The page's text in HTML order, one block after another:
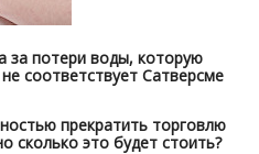
за потери воды, которую
соответствует Сатверсме
прекратить торговлю
сколько это будет стоить?